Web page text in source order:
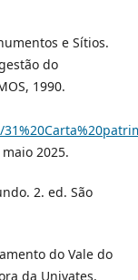
e Sítios.
do
1990.
2025.
2. ed. São
do Vale do
da Univates,